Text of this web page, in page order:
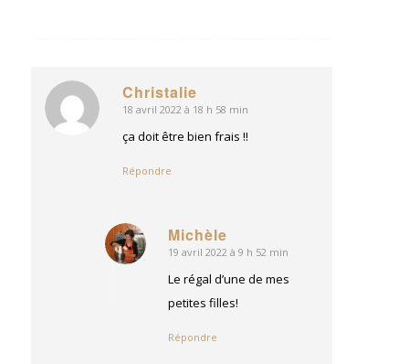
Christalie
dit
:
18 avril 2022 à 18 h 58 min
ça doit être bien frais !!
Répondre
Michèle
dit
19 avril 2022 à 9 h 52 min
Le régal d’une de mes
petites filles!
Répondre